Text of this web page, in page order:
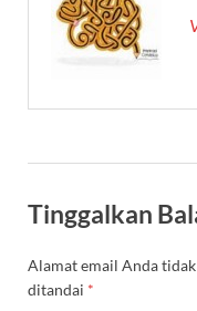
Tinggalkan
Alamat email Anda
ditandai *